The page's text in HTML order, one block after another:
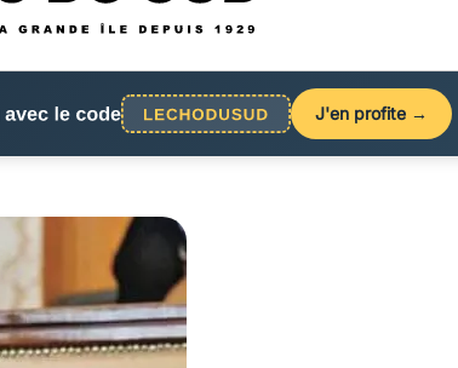
J'en profite →